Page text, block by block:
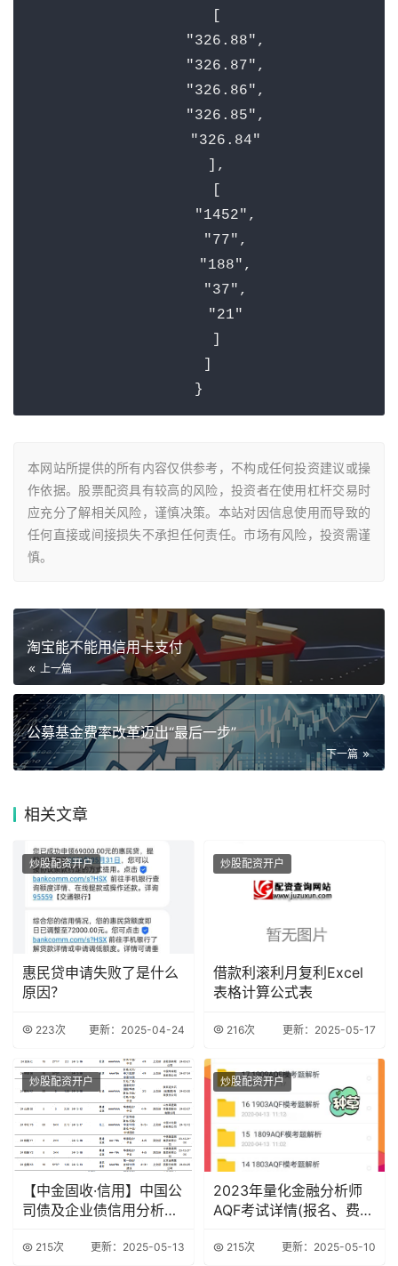
"326.88" ,
"326.87" ,
"326.86" ,
"326.85" ,
"326.84"
    ],
"1452" ,
"77" ,
"188" ,
"37" ,
"21"
本网站所提供的所有内容仅供参考，不构成任何投资建议或操
作依据。股票配资具有较高的风险，投资者在使用杠杆交易时
应充分了解相关风险，谨慎决策。本站对因信息使用而导致的
任何直接或间接损失不承担任何责任。市场有风险，投资需谨
慎。
淘宝能不能用信用卡支付
上一篇
公募基金费率改革迈出“最后一步”
下一篇
相关文章
炒股配资开户
惠民贷申请失败了是什么
原因？
223次 更新：2025-04-24
炒股配资开户
借款利滚利月复利Excel
表格计算公式表
216次 更新：2025-05-17
炒股配资开户
【中金固收·信用】中国公
司债及企业债信用分析周
215次 更新：2025-05-13
炒股配资开户
2023年量化金融分析师
AQF考试详情(报名、费
215次 更新：2025-05-10